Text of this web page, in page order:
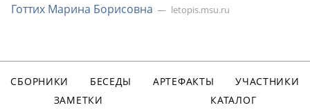
Готтих Марина Борисовна
letopis.msu.ru
СБОРНИКИ БЕСЕДЫ АРТЕФАКТЫ
УЧАСТНИКИ
ЗАМЕТКИ
КАТАЛОГ